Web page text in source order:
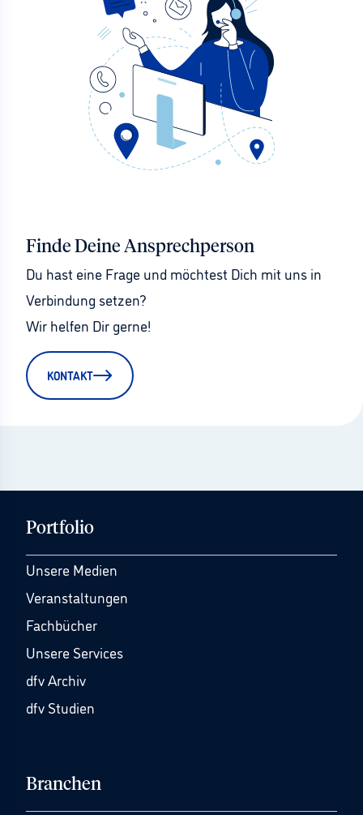
Finde Deine Ansprechperson
Du hast eine Frage und möchtest Dich mit uns in
Verbindung setzen?
Wir helfen Dir gerne!
KONTAKT
Portfolio
Unsere Medien
Veranstaltungen
Fachbücher
Unsere Services
dfv Archiv
dfv Studien
Branchen